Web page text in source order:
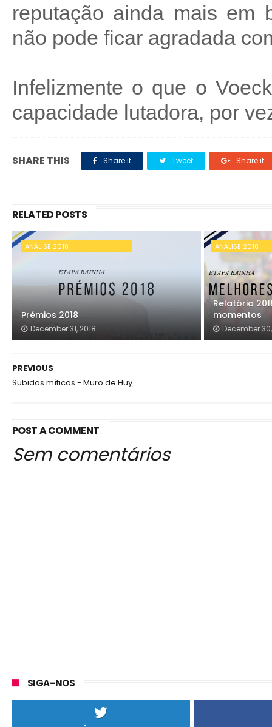
reputação ainda mais em
não pode ficar agradada
Infelizmente o que o
capacidade lutadora, por
SHARE THIS Share it Tweet Share it
RELATED POSTS
ANÁLISE 2018
Prémios 2018
December 31, 2018
ANÁLISE 2018
Relatório
momentos
December
PREVIOUS
Subidas míticas - Muro de Huy
POST A COMMENT
Sem comentários
SIGA-NOS